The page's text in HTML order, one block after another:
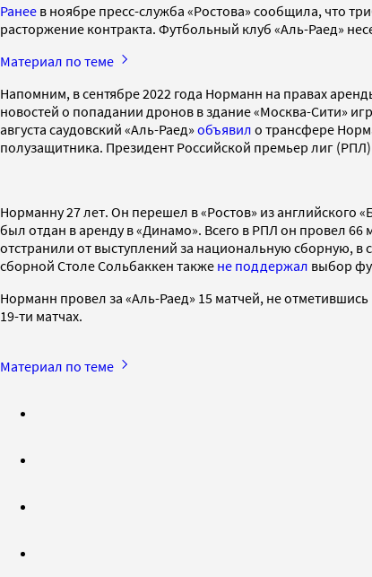
Ранее в ноябре пресс-служба «Ростова» сообщила, что
расторжение контракта. Футбольный клуб «Аль-Раед»
Материал по теме
Напомним, в сентябре 2022 года Норманн на правах
новостей о попадании дронов в здание «Москва-Сити»
августа саудовский «Аль-Раед» объявил о трансфере
полузащитника. Президент Российской премьер лиг
Норманну 27 лет. Он перешел в «Ростов» из английского
был отдан в аренду в «Динамо». Всего в РПЛ он провел 66
отстранили от выступлений за национальную сборную, в
сборной Столе Сольбаккен также не поддержал выбор
Норманн провел за «Аль-Раед» 15 матчей, не
19-ти матчах.
Материал по теме